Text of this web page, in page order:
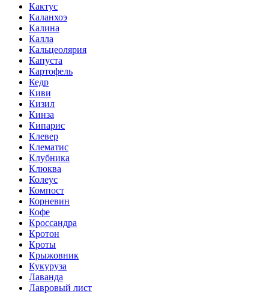
Кактус
Каланхоэ
Калина
Калла
Кальцеолярия
Капуста
Картофель
Кедр
Киви
Кизил
Кинза
Кипарис
Клевер
Клематис
Клубника
Клюква
Колеус
Компост
Корневин
Кофе
Кроссандра
Кротон
Кроты
Крыжовник
Кукуруза
Лаванда
Лавровый лист